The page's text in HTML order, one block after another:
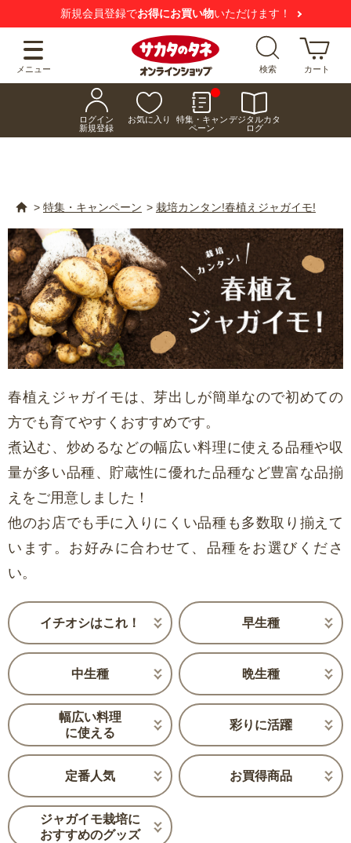
【注意喚起】悪質な偽サイトにご注意ください
メニュー 検索 カート
ログイン
新規登録
お気に入り
特集・キャン
ペーン
デジタルカタ
ログ
> 特集・キャンペーン > 栽培カンタン!春植えジャガイモ!
春植えジャガイモは、芽出しが簡単なので初めての
方でも育てやすくおすすめです。
煮込む、炒めるなどの幅広い料理に使える品種や収
量が多い品種、貯蔵性に優れた品種など豊富な品揃
えをご用意しました！
他のお店でも手に入りにくい品種も多数取り揃えて
います。お好みに合わせて、品種をお選びくださ
い。
イチオシはこれ！ 早生種
中生種 晩生種
幅広い料理
に使える
彩りに活躍
定番人気 お買得商品
ジャガイモ栽培に
おすすめのグッズ